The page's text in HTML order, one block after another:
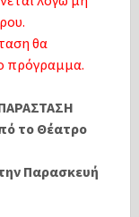
θα
πρόγραμμα.
το Θέατρο
Παρασκευή